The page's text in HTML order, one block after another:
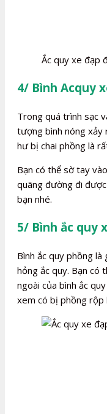
Ắc quy xe đạp
4/ Bình Acquy
Trong quá trình sạc
tượng bình nóng xảy
hư bị chai phồng là
Bạn có thể sờ tay
quãng đường đi
bạn nhé.
5/ Bình ắc quy
Bình ắc quy phồng là
hỏng ắc quy. Bạn có
ngoài của bình ắc
xem có bị phồng rộp